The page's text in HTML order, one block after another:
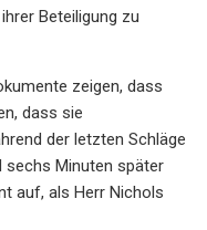
Beteiligung zu
zeigen, dass
dass sie
der letzten Schläge
sechs Minuten später
auf, als Herr Nichols